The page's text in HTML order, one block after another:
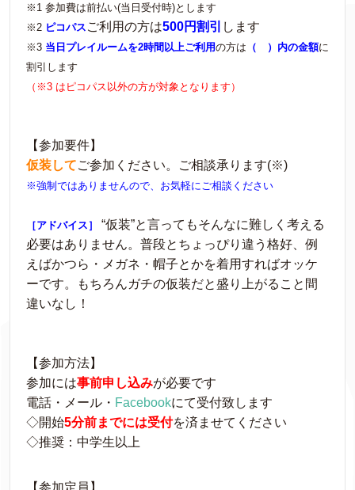
※1 参加費は前払い(当日受付時)とします
※2 ピコパス ご利用の方は500円割引 します
※3 当日プレイルームを2時間以上ご利用の方は （ ）内の金額に
割引します
（※3 はピコパス以外の方が対象となります）
【参加要件】
仮装してご参加ください。ご相談承ります(※)
※強制ではありませんので、お気軽にご相談ください
［アドバイス］ “仮装”と言ってもそんなに難しく考える
必要はありません。普段とちょっぴり違う格好、例
えばかつら・メガネ・帽子とかを着用すればオッケ
ーです。もちろんガチの仮装だと盛り上がること間
違いなし！
【参加方法】
参加には事前申し込みが必要です
電話・メール・ Facebookにて受付致します
◇開始5分前までには受付を済ませてください
◇推奨：中学生以上
【参加定員】